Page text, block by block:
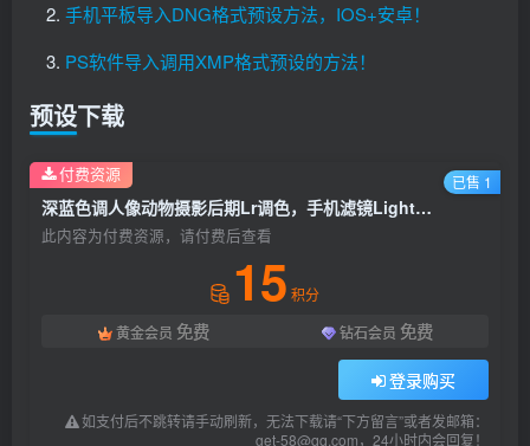
手机平板导入DNG格式预设方法，IOS+安卓！
PS软件导入调用XMP格式预设的方法！
预设下载
深蓝色调人像动物摄影后期Lr调色，手机滤镜Lightroom+PS预设下载！
此内容为付费资源，请付费后查看
15 积分
黄金会员 免费 钻石会员 免费
登录购买
如支付后不跳转请手动刷新，无法下载请“下方留言”或者发邮箱：
get-58@qq.com，24小时内会回复！
付费资源 已售 1